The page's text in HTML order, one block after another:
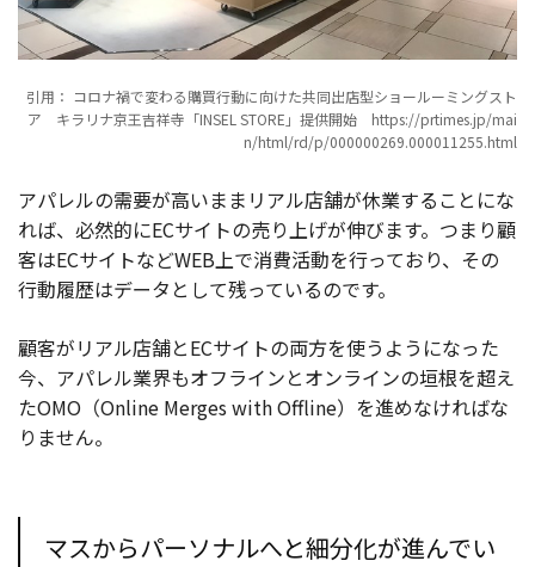
引用： コロナ禍で変わる購買行動に向けた共同出店型ショールーミングスト
ア キラリナ京王吉祥寺「INSEL STORE」提供開始 https://prtimes.jp/mai
n/html/rd/p/000000269.000011255.html
アパレルの需要が高いままリアル店舗が休業することにな
れば、必然的にECサイトの売り上げが伸びます。つまり顧
客はECサイトなどWEB上で消費活動を行っており、その
行動履歴はデータとして残っているのです。
顧客がリアル店舗とECサイトの両方を使うようになった
今、アパレル業界もオフラインとオンラインの垣根を超え
たOMO（Online Merges with Offline）を進めなければな
りません。
マスからパーソナルへと細分化が進んでい